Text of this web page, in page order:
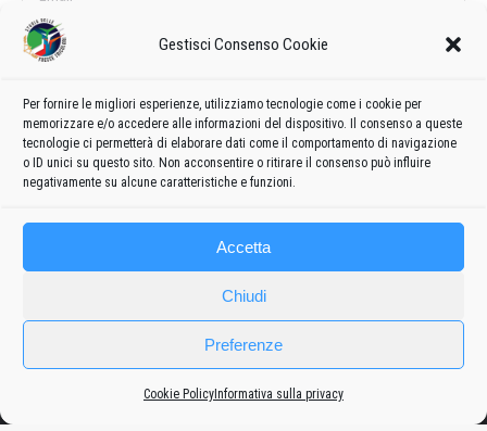
Gestisci Consenso Cookie
Per fornire le migliori esperienze, utilizziamo tecnologie come i cookie per
memorizzare e/o accedere alle informazioni del dispositivo. Il consenso a queste
tecnologie ci permetterà di elaborare dati come il comportamento di navigazione
o ID unici su questo sito. Non acconsentire o ritirare il consenso può influire
negativamente su alcune caratteristiche e funzioni.
Accetta
Chiudi
Preferenze
Cookie Policy Informativa sulla privacy
Sito web
COMMENTI SUL POST
Questo sito utilizza Akismet per ridurre lo spam.Scopri come vengono
elaborati i dati derivati dai commenti.
Frecce